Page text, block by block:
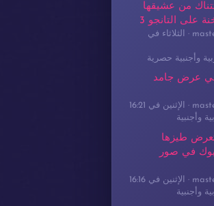
من عشيقها
على التانجو 3
الثلاثاء في
وأجنبية حصرية
عرض جامد
الإثنين في 16:21
وأجنبية
طيزها
في صور
الإثنين في 16:16
وأجنبية